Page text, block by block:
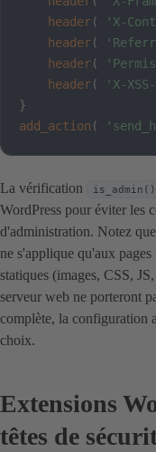
header( 'X-
header(
header(
header( 'X-
}
add_action (
La vérification is_admin()
WordPress pour éviter les
d'administration. Notez
ne s'applique qu'aux
statiques (images, CSS,
serveur web ne porteront
complète, la configuration
choix.
Extensions
têtes de